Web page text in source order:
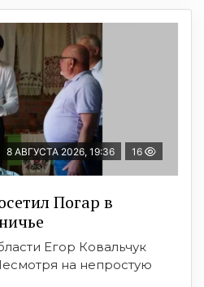
8 АВГУСТА 2026, 19:36 16
Погар в
Егор Ковальчук
на непростую